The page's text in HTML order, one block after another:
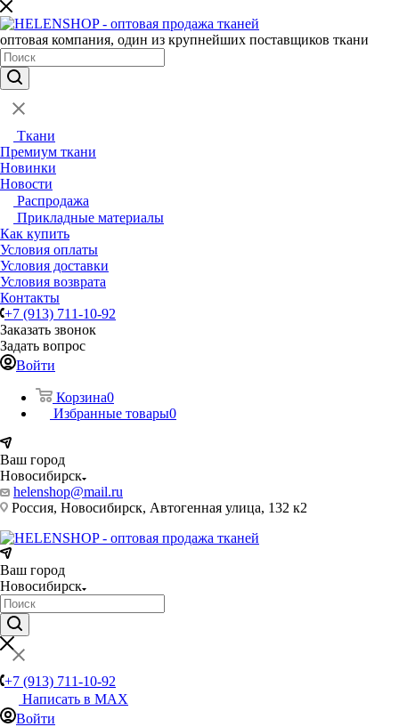
оптовая компания, один из крупнейших поставщиков ткани
Ткани
Премиум ткани
Новинки
Новости
Распродажа
Прикладные материалы
Как купить
Условия оплаты
Условия доставки
Условия возврата
Контакты
+7 (913) 711-10-92
Заказать звонок
Задать вопрос
Войти
Корзина0
Избранные товары0
Ваш город
Новосибирск
helenshop@mail.ru
Россия, Новосибирск, Автогенная улица, 132 к2
Ваш город
Новосибирск
+7 (913) 711-10-92
Написать в MAX
Войти